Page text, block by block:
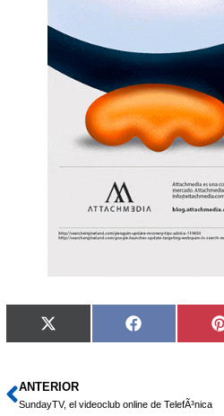
Compartir
en
X
(Twitter)
Compartir
en
Facebook
Ant
ANTERIOR
SundayTV, el videoclub online de TelefÃ³nica